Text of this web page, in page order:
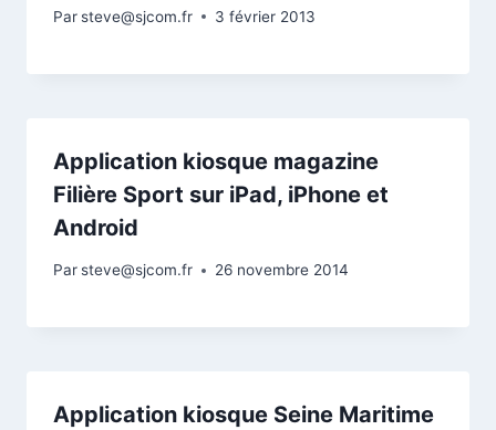
Parsteve@sjcom.fr 3 février 2013
Application kiosque magazine
Filière Sport sur iPad, iPhone et
Android
Parsteve@sjcom.fr 26 novembre 2014
Application kiosque Seine Maritime